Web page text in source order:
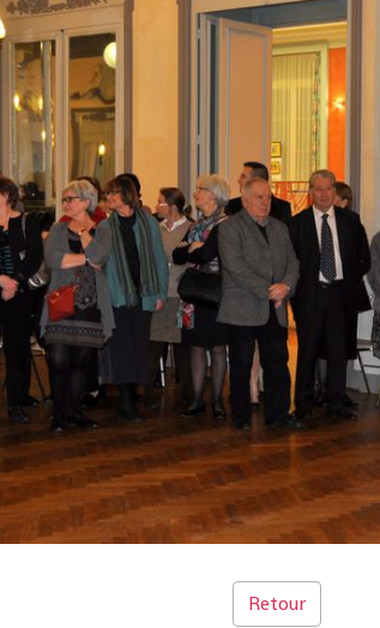
Retour